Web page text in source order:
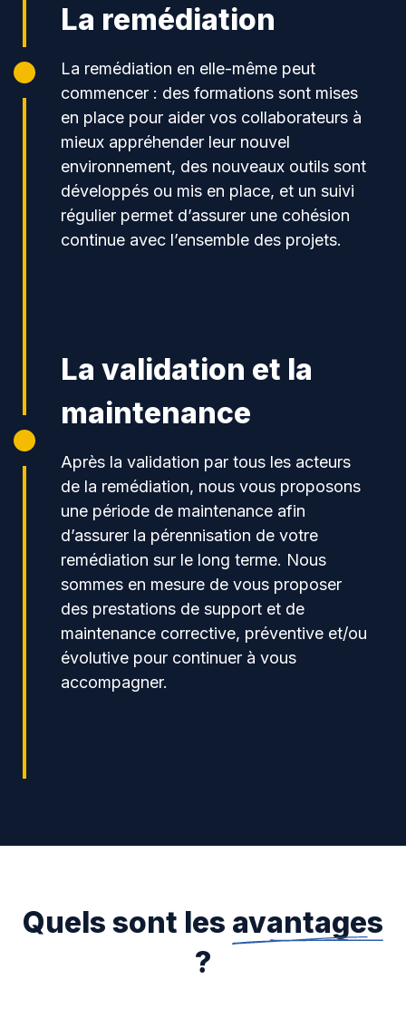
La remédiation
La remédiation en elle-même peut
commencer : des formations sont mises
en place pour aider vos collaborateurs à
mieux appréhender leur nouvel
environnement, des nouveaux outils sont
développés ou mis en place, et un suivi
régulier permet d’assurer une cohésion
continue avec l’ensemble des projets.
La validation et la
maintenance
Après la validation par tous les acteurs
de la remédiation, nous vous proposons
une période de maintenance afin
d’assurer la pérennisation de votre
remédiation sur le long terme. Nous
sommes en mesure de vous proposer
des prestations de support et de
maintenance corrective, préventive et/ou
évolutive pour continuer à vous
accompagner.
Quels sont les avantages
?